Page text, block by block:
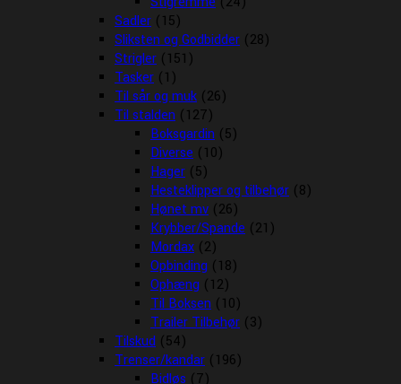
Sadler (15)
Sliksten og Godbidder (28)
Strigler (151)
Tasker (1)
Til sår og muk (26)
Til stalden (127)
Boksgardin (5)
Diverse (10)
Hager (5)
Hesteklipper og tilbehør (8)
Hønet mv (26)
Krybber/Spande (21)
Mordax (2)
Opbinding (18)
Ophæng (12)
Til Boksen (10)
Trailer Tilbehør (3)
Tilskud (54)
Trenser/kandar (196)
Bidløs (7)